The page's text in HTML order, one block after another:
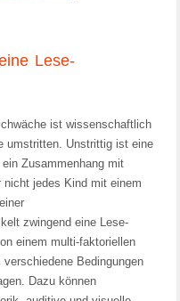
Lese-
ist wissenschaftlich
umstritten. Unstrittig ist eine
Zusammenhang mit
nicht jedes Kind mit einem
zwingend eine Lese-
einem multi-faktoriellen
Bedingungen
Dazu können